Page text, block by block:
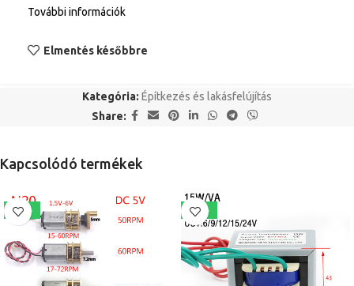
További információk
Elmentés későbbre
Kategória: Építkezés és lakásfelújítás
Share:
Kapcsolódó termékek
-43% -21%